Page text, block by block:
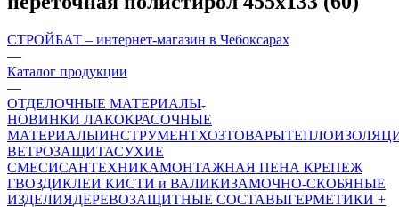
СТРОЙБАТ – интернет-магазин в Чебоксарах
—
Каталог продукции
—
ОТДЕЛОЧНЫЕ МАТЕРИАЛЫ
НОВИНКИ ЛАКОКРАСОЧНЫЕ
МАТЕРИАЛЫИНСТРУМЕНТХОЗТОВАРЫ
ВЕТРОЗАЩИТАСУХИЕ
СМЕСИСАНТЕХНИКАМОНТАЖНАЯ ПЕНА КРЕПЕЖ
ГВОЗДИКЛЕИ КИСТИ и ВАЛИКИЗАМОЧНО-СКОБЯНЫЕ
ИЗДЕЛИЯДЕРЕВОЗАЩИТНЫЕ СОСТАВЫГЕРМЕТИКИ +